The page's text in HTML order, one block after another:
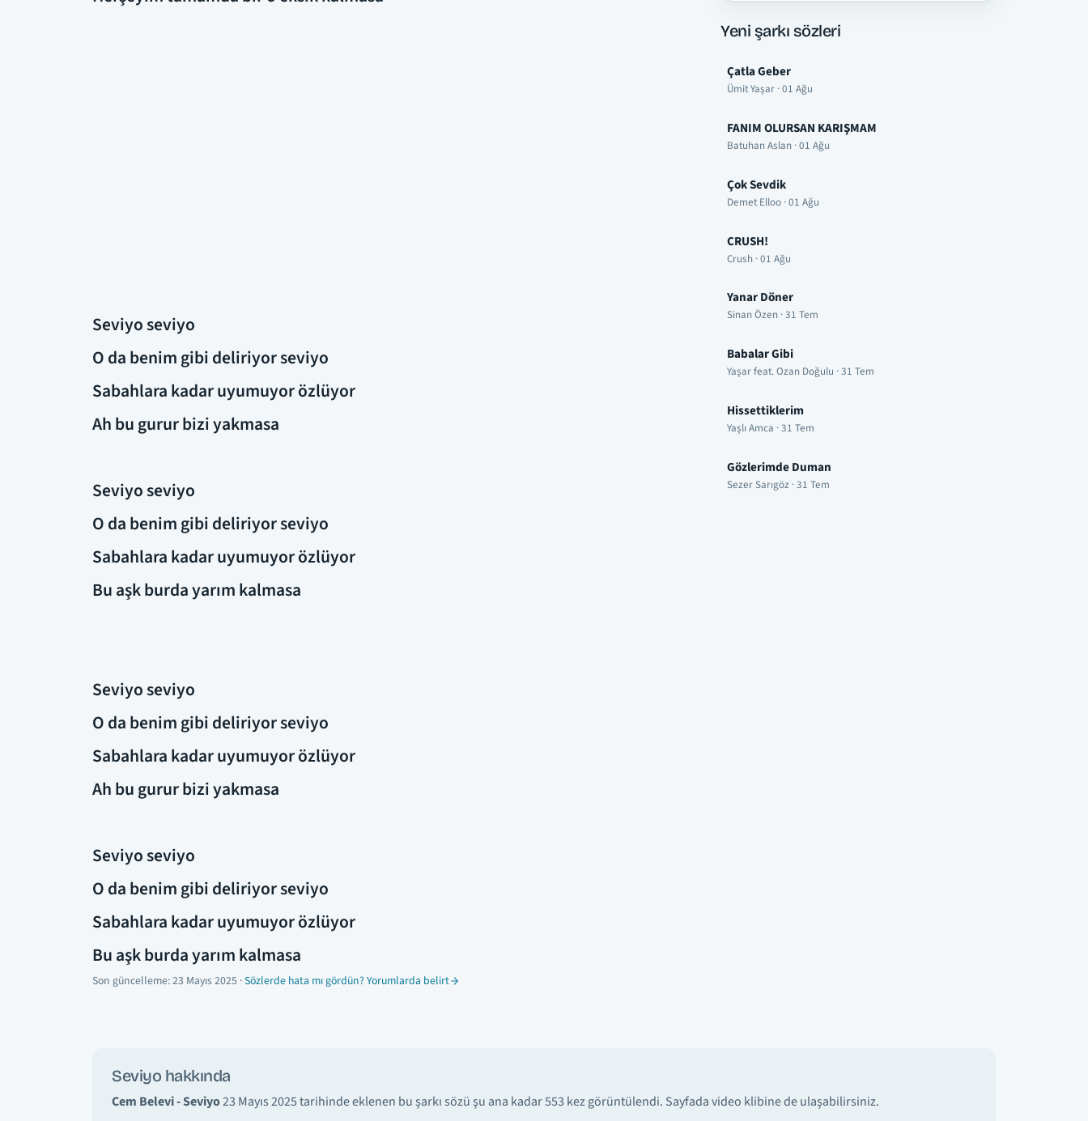
Seviyo seviyo
O da benim gibi deliriyor seviyo
Sabahlara kadar uyumuyor özlüyor
Ah bu gurur bizi yakmasa
Seviyo seviyo
O da benim gibi deliriyor seviyo
Sabahlara kadar uyumuyor özlüyor
Bu aşk burda yarım kalmasa
Seviyo seviyo
O da benim gibi deliriyor seviyo
Sabahlara kadar uyumuyor özlüyor
Ah bu gurur bizi yakmasa
Seviyo seviyo
O da benim gibi deliriyor seviyo
Sabahlara kadar uyumuyor özlüyor
Bu aşk burda yarım kalmasa
Son güncelleme:23 Mayıs 2025 ·Sözlerde hata mı gördün? Yorumlarda belirt
Seviyo hakkında
Cem Belevi - Seviyo23 Mayıs 2025 tarihinde eklenen bu şarkı sözü şu ana kadar 553 kez görüntülendi. Sayfada video klibine de ulaşabilirsiniz.
Yeni şarkı sözleri
Çatla Geber
Ümit Yaşar · 01 Ağu
FANIM OLURSAN KARIŞMAM
Batuhan Aslan · 01 Ağu
Çok Sevdik
Demet Elloo · 01 Ağu
CRUSH!
Crush · 01 Ağu
Yanar Döner
Sinan Özen · 31 Tem
Babalar Gibi
Yaşar feat. Ozan Doğulu · 31 Tem
Hissettiklerim
Yaşlı Amca · 31 Tem
Gözlerimde Duman
Sezer Sarıgöz · 31 Tem